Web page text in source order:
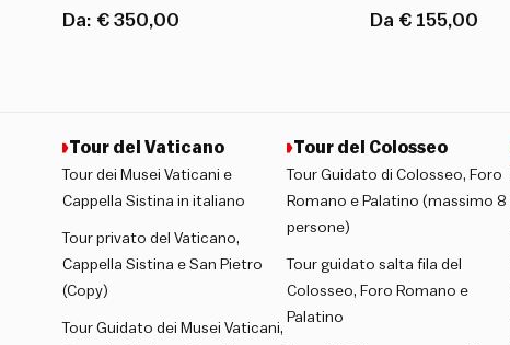
Da: € 350,00 Da € 155,00
Tour del Vaticano
Tour dei Musei Vaticani e
Cappella Sistina in italiano
Tour privato del Vaticano,
Cappella Sistina e San Pietro
(Copy)
Tour Guidato dei Musei Vaticani,
Tour del Colosseo
Tour Guidato di Colosseo, Foro
Romano e Palatino (massimo 8
persone)
Tour guidato salta fila del
Colosseo, Foro Romano e
Palatino